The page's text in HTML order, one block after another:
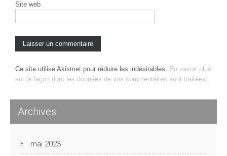
Site web
Ce site utilise Akismet pour réduire les indésirables. En savoir plus
sur la façon dont les données de vos commentaires sont traitées.
Archives
mai 2023